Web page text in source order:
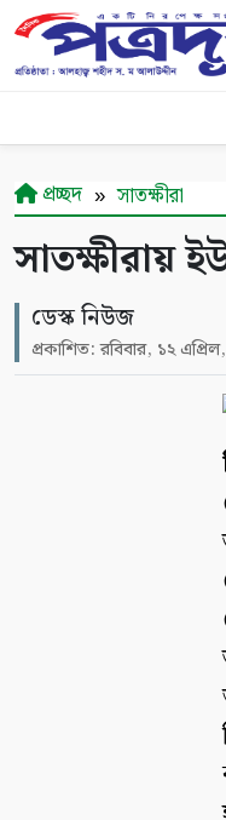
প্রচ্ছদ সাতক্ষীরা
সাতক্ষীরায়
ডেস্ক নিউজ
প্রকাশিত: রবিবার, ১২